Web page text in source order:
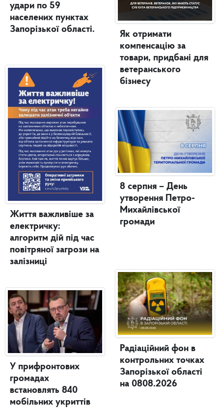
удари по 59
населених пунктах
Запорізької області.
Життя важливіше за
електричку:
алгоритм дій під час
повітряної загрози на
залізниці
У прифронтових
громадах
встановлять 840
мобільних укриттів
Як отримати
компенсацію за
товари, придбані для
ветеранського
бізнесу
8 серпня – День
утворення Петро-
Михайлівської
громади
Радіаційний фон в
контрольних точках
Запорізької області
на 0808.2026